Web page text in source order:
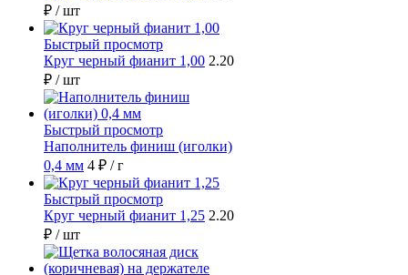
₽ / шт
Быстрый просмотр
Круг черный фианит 1,00 2.20
₽ / шт
Быстрый просмотр
Наполнитель финиш (иголки)
0,4 мм 4 ₽ / г
Быстрый просмотр
Круг черный фианит 1,25 2.20
₽ / шт